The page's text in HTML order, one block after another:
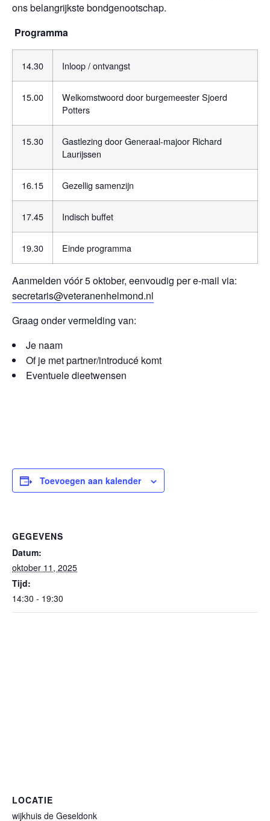
ons belangrijkste bondgenootschap.
Programma
14.30 Inloop / ontvangst
15.00
Welkomstwoord door burgemeester Sjoerd
Potters
15.30
Gastlezing door Generaal-majoor Richard
Laurijssen
16.15 Gezellig samenzijn
17.45 Indisch buffet
19.30 Einde programma
Aanmelden vóór 5 oktober, eenvoudig per e-mail via:
secretaris@veteranenhelmond.nl
Graag onder vermelding van:
Je naam
Of je met partner/introducé komt
Eventuele dieetwensen
Toevoegen aan kalender
GEGEVENS
Datum:
oktober 11, 2025
Tijd:
14:30 - 19:30
LOCATIE
wijkhuis de Geseldonk